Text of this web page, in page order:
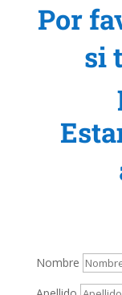
Por
si
Nombre